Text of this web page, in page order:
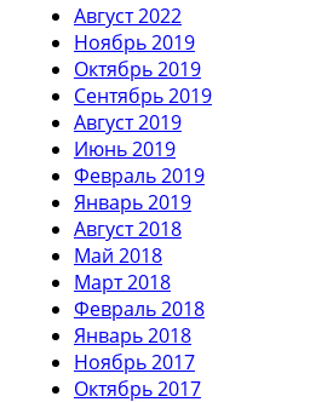
Август 2022
Ноябрь 2019
Октябрь 2019
Сентябрь 2019
Август 2019
Июнь 2019
Февраль 2019
Январь 2019
Август 2018
Май 2018
Март 2018
Февраль 2018
Январь 2018
Ноябрь 2017
Октябрь 2017